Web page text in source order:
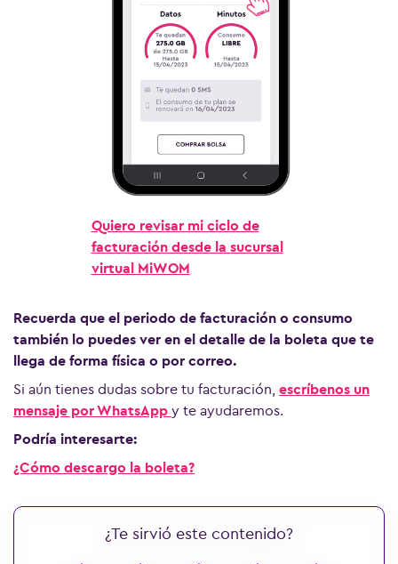
Quiero revisar mi ciclo de
facturación desde la sucursal
virtual MiWOM
Recuerda que el periodo de facturación o consumo
también lo puedes ver en el detalle de la boleta que te
llega de forma física o por correo.
Si aún tienes dudas sobre tu facturación, escríbenos un
mensaje por WhatsApp y te ayudaremos.
Podría interesarte:
¿Cómo descargo la boleta?
¿Te sirvió este contenido?